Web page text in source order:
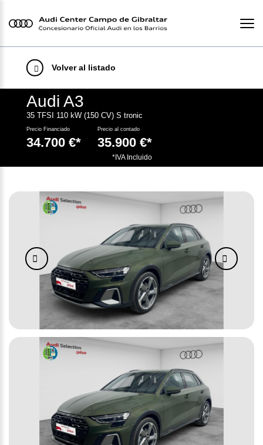
Volver al listado
Audi A3
35 TFSI 110 kW (150 CV) S tronic
Precio Financiado
34.700 €*
Precio al contado
35.900 €*
*IVA Incluido